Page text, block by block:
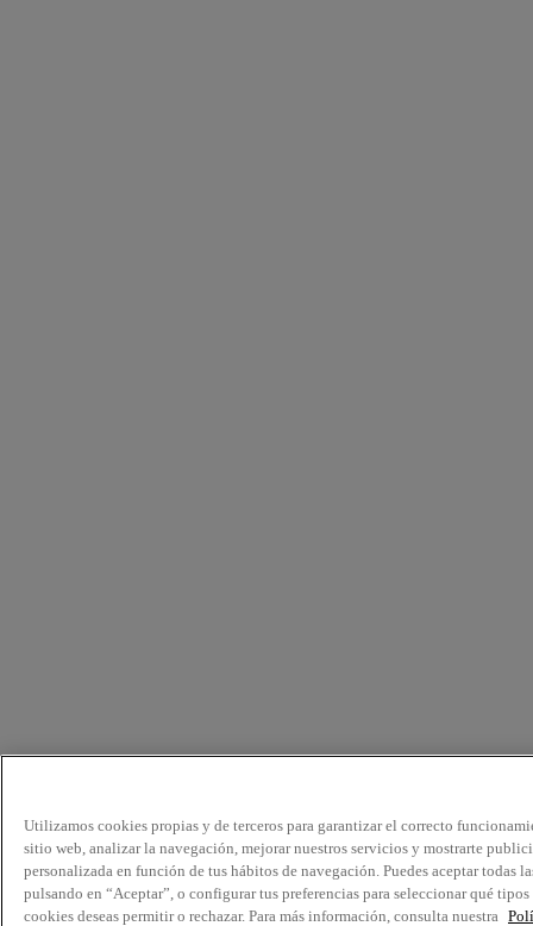
Utilizamos cookies propias y de terceros para garantizar el correcto
sitio web, analizar la navegación, mejorar nuestros servicios y mostrarte
personalizada en función de tus hábitos de navegación. Puedes aceptar todas
pulsando en “Aceptar”, o configurar tus preferencias para seleccionar qué tipos
cookies deseas permitir o rechazar. Para más información, consulta nuestra